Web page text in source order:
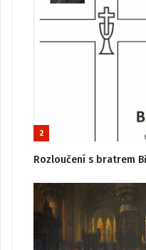
2
Rozloučení s bratrem